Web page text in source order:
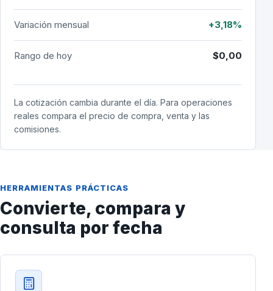
Variación mensual +3,18%
Rango de hoy $0,00
La cotización cambia durante el día. Para operaciones
reales compara el precio de compra, venta y las
comisiones.
HERRAMIENTAS PRÁCTICAS
Convierte, compara y
consulta por fecha